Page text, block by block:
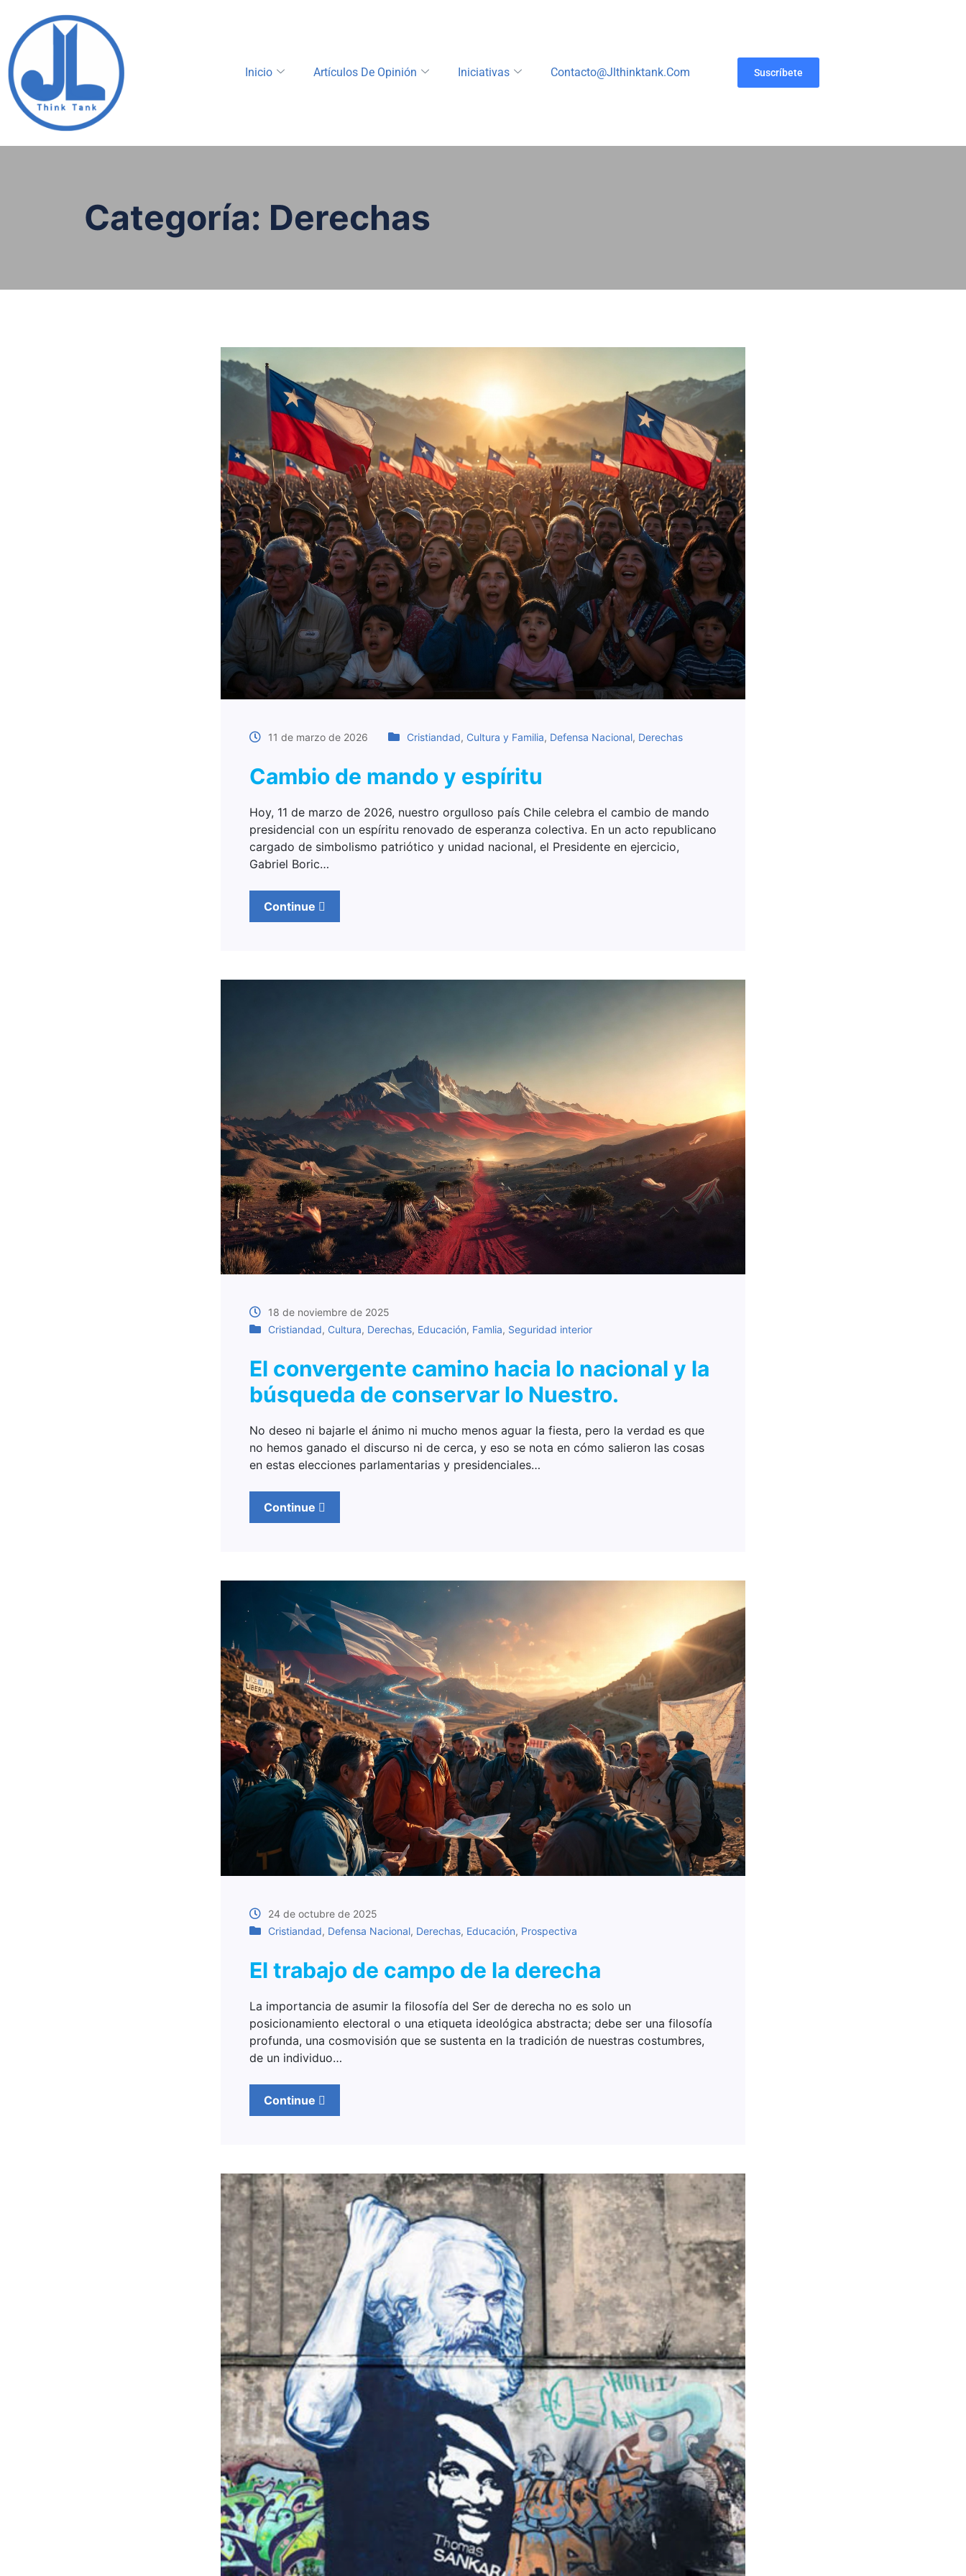
Inicio Artículos De Opinión Iniciativas Contacto@jlthinktank.com Suscríbete
Categoría: Derechas
11 de marzo de 2026 Cristiandad, Cultura y Familia, Defensa Nacional, Derechas
Cambio de mando y espíritu
Hoy, 11 de marzo de 2026, nuestro orgulloso país Chile celebra el cambio de mando
presidencial con un espíritu renovado de esperanza colectiva. En un acto republicano
cargado de simbolismo patriótico y unidad nacional, el Presidente en ejercicio,
Gabriel Boric…
Continue
18 de noviembre de 2025
Cristiandad, Cultura, Derechas, Educación, Famlia, Seguridad interior
El convergente camino hacia lo nacional y la
búsqueda de conservar lo Nuestro.
No deseo ni bajarle el ánimo ni mucho menos aguar la fiesta, pero la verdad es que
no hemos ganado el discurso ni de cerca, y eso se nota en cómo salieron las cosas
en estas elecciones parlamentarias y presidenciales…
Continue
24 de octubre de 2025
Cristiandad, Defensa Nacional, Derechas, Educación, Prospectiva
El trabajo de campo de la derecha
La importancia de asumir la filosofía del Ser de derecha no es solo un
posicionamiento electoral o una etiqueta ideológica abstracta; debe ser una filosofía
profunda, una cosmovisión que se sustenta en la tradición de nuestras costumbres,
de un individuo…
Continue